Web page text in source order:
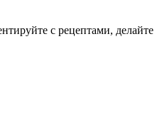
с рецептами, делайте